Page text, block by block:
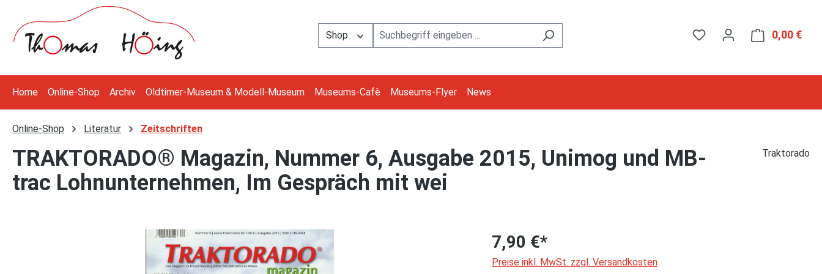
Hauptinhalt springen
Zur Suche springen
Zur Hauptnavigation springen
Shop
0,00 €
Home Online-Shop Archiv Oldtimer-Museum & Modell-Museum Museums-Cafè Museums-Flyer News
Online-Shop Literatur Zeitschriften
TRAKTORADO® Magazin, Nummer 6, Ausgabe 2015, Unimog und MB-
trac Lohnunternehmen, Im Gespräch mit wei
Traktorado
7,90 €*
Preise inkl. MwSt. zzgl. Versandkosten